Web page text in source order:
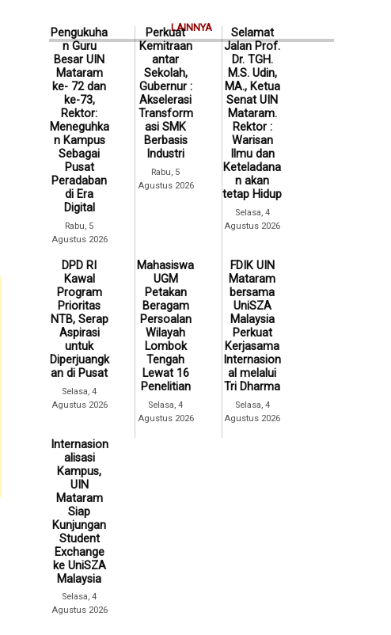
LAINNYA
Pengukuha
n Guru
Besar UIN
Mataram
ke- 72 dan
ke-73,
Rektor:
Meneguhka
n Kampus
Sebagai
Pusat
Peradaban
di Era
Digital
Rabu, 5
Agustus 2026
Perkuat
Kemitraan
antar
Sekolah,
Gubernur :
Akselerasi
Transform
asi SMK
Berbasis
Industri
Rabu, 5
Agustus 2026
Selamat
Jalan Prof.
Dr. TGH.
M.S. Udin,
MA., Ketua
Senat UIN
Mataram.
Rektor :
Warisan
Ilmu dan
Keteladana
n akan
tetap Hidup
Selasa, 4
Agustus 2026
DPD RI
Kawal
Program
Prioritas
NTB, Serap
Aspirasi
untuk
Diperjuangk
an di Pusat
Selasa, 4
Agustus 2026
Mahasiswa
UGM
Petakan
Beragam
Persoalan
Wilayah
Lombok
Tengah
Lewat 16
Penelitian
Selasa, 4
Agustus 2026
FDIK UIN
Mataram
bersama
UniSZA
Malaysia
Perkuat
Kerjasama
Internasion
al melalui
Tri Dharma
Selasa, 4
Agustus 2026
Internasion
alisasi
Kampus,
UIN
Mataram
Siap
Kunjungan
Student
Exchange
ke UniSZA
Malaysia
Selasa, 4
Agustus 2026